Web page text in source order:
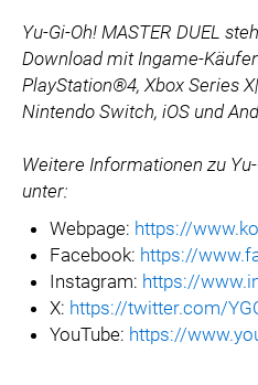
Yu-Gi-Oh! MASTER DUEL
Download mit Ingame-
PlayStation®4, Xbox Series
Nintendo Switch, iOS und
Weitere Informationen zu Yu-
unter:
Webpage: https://
Facebook: https://
Instagram: https://
X: https://twitter.com/
YouTube: https://